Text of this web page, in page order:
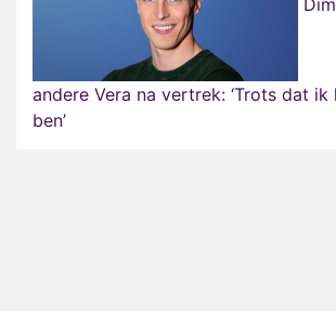
andere Vera na vertrek: ‘Trots dat ik
ben’